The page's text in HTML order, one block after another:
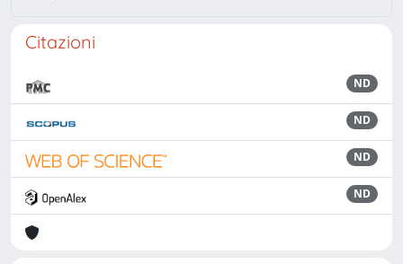
Citazioni
ND
ND
ND
ND